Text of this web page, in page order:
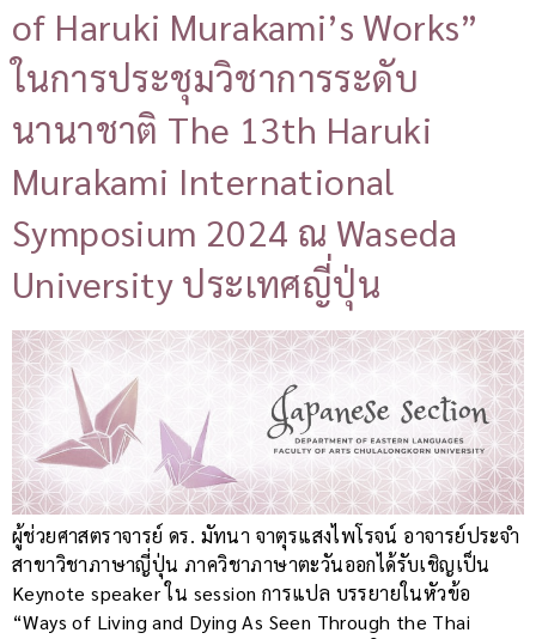
of Haruki Murakami’s Works”
ในการประชุมวิชาการระดับ
นานาชาติ The 13th Haruki
Murakami International
Symposium 2024 ณ Waseda
University ประเทศญี่ปุ่น
ผู้ช่วยศาสตราจารย์ ดร. มัทนา จาตุรแสงไพโรจน์ อาจารย์ประจำ
สาขาวิชาภาษาญี่ปุ่น ภาควิชาภาษาตะวันออกได้รับเชิญเป็น
Keynote speaker ใน session การแปล บรรยายในหัวข้อ
“Ways of Living and Dying As Seen Through the Thai